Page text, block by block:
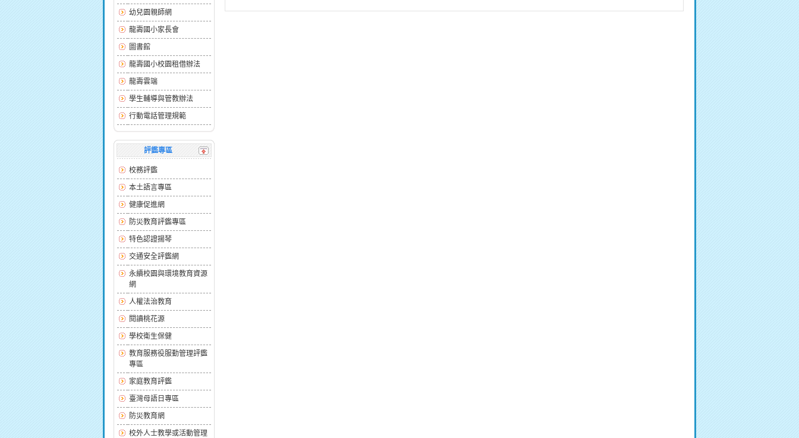
幼兒園親師網
龍壽國小家長會
圖書館
龍壽國小校園租借辦法
龍壽雲端
學生輔導與管教辦法
行動電話管理規範
評鑑專區
校務評鑑
本土語言專區
健康促進網
防災教育評鑑專區
特色認證揚琴
交通安全評鑑網
永續校園與環境教育資源
網
人權法治教育
閱讀桃花源
學校衛生保健
教育服務役服勤管理評鑑
專區
家庭教育評鑑
臺灣母語日專區
防災教育網
校外人士教學或活動管理